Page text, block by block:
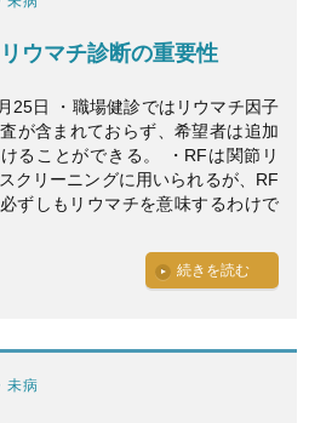
ウマチ診断の重要性
25日 ・職場健診ではリウマチ因子
が含まれておらず、希望者は追加
ることができる。 ・RFは関節リ
クリーニングに用いられるが、RF
ずしもリウマチを意味するわけで
続きを読む
未病